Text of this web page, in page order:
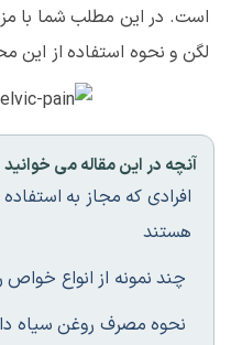
است. در این مطلب شما با
لگن و نحوه استفاده از
آنچه در این مقاله می خوانید
افرادی که مجاز به
هستند
چند نمونه از انواع خواص
نحوه مصرف روغن سیاه